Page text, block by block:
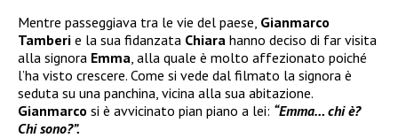
Mentre passeggiava tra le vie del paese, Gianmarco
Tamberi e la sua fidanzata Chiara hanno deciso di far visita
alla signora Emma , alla quale è molto affezionato poiché
l’ha visto crescere. Come si vede dal filmato la signora è
seduta su una panchina, vicina alla sua abitazione.
Gianmarco si è avvicinato pian piano a lei: “Emma… chi è?
Chi sono?”.